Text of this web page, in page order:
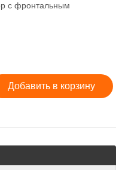
с фронтальным
Добавить в корзину